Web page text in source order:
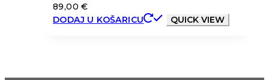
89,00€
DODAJ U KOŠARICU
QUICK VIEW